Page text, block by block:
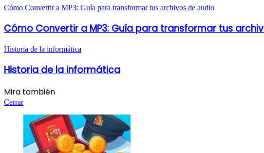
Cómo Convertir a MP3: Guía para transformar tus archivos de audio
Cómo Convertir a MP3: Guía para transformar tus
Historia de la informática
Historia de la informática
Mira también
Cerrar